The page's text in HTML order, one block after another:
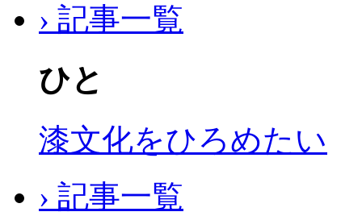
› 記事一覧
ひと
漆文化をひろめたい
› 記事一覧